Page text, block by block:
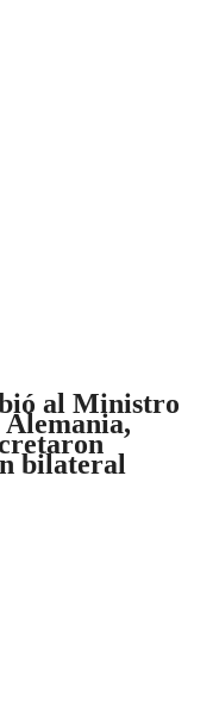
al Ministro
Alemania,
bilateral